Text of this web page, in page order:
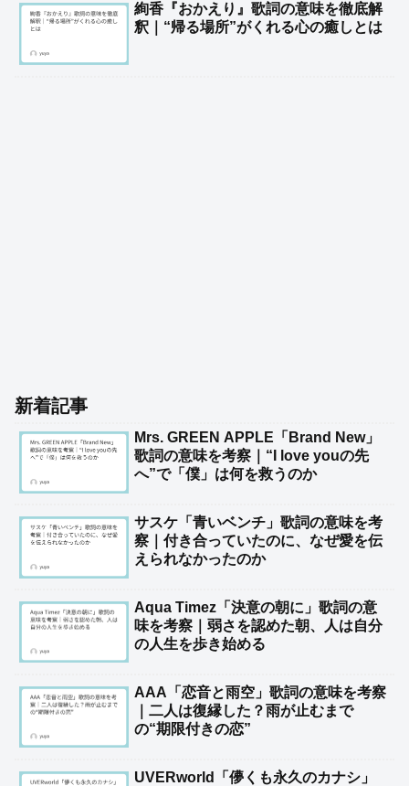
絢香『おかえり』歌詞の意味を徹底解
釈｜“帰る場所”がくれる心の癒しとは
新着記事
Mrs. GREEN APPLE「Brand New」
歌詞の意味を考察｜“I love youの先
へ”で「僕」は何を救うのか
サスケ「青いベンチ」歌詞の意味を考
察｜付き合っていたのに、なぜ愛を伝
えられなかったのか
Aqua Timez「決意の朝に」歌詞の意
味を考察｜弱さを認めた朝、人は自分
の人生を歩き始める
AAA「恋音と雨空」歌詞の意味を考察
｜二人は復縁した？雨が止むまで
の“期限付きの恋”
UVERworld「儚くも永久のカナシ」